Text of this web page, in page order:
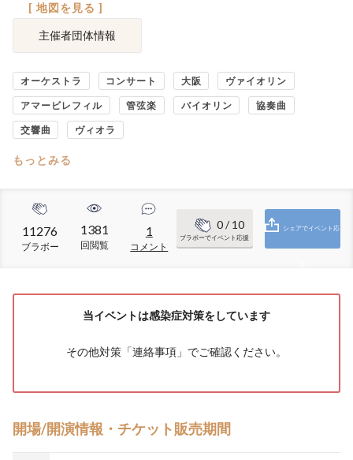
[ 地図を見る ]
主催者団体情報
オーケストラ コンサート 大阪 ヴァイオリン
アマービレフィル 管弦楽 バイオリン 協奏曲
交響曲 ヴィオラ
もっとみる
11276
ブラボー
1381
回閲覧
1
コメント
0/ 10
ブラボーでイベント応援
シェアでイベント応
当イベントは感染症対策をしています
その他対策「連絡事項 」でご確認ください。
開場/開演情報・チケット販売期間